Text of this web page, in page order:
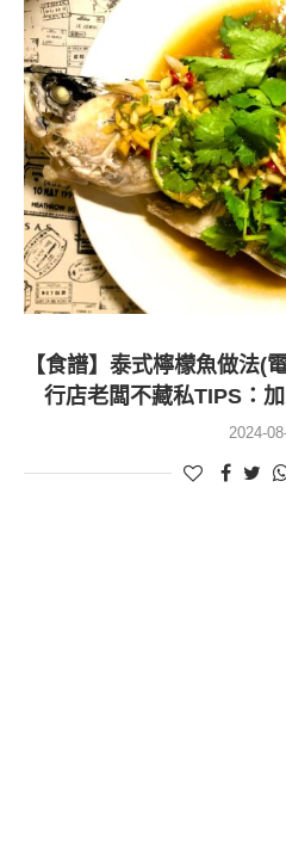
【食譜】泰式檸檬魚做法(
行店老闆不藏私TIPS：
2024-